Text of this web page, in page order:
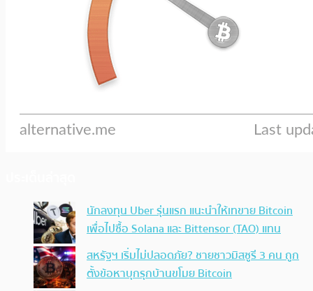
นักลงทุน Uber รุ่นแรก แนะนำให้เทขาย Bitcoin
เพื่อไปซื้อ Solana และ Bittensor (TAO) แทน
สหรัฐฯ เริ่มไม่ปลอดภัย? ชายชาวมิสซูรี 3 คน ถูก
ตั้งข้อหาบุกรุกบ้านขโมย Bitcoin